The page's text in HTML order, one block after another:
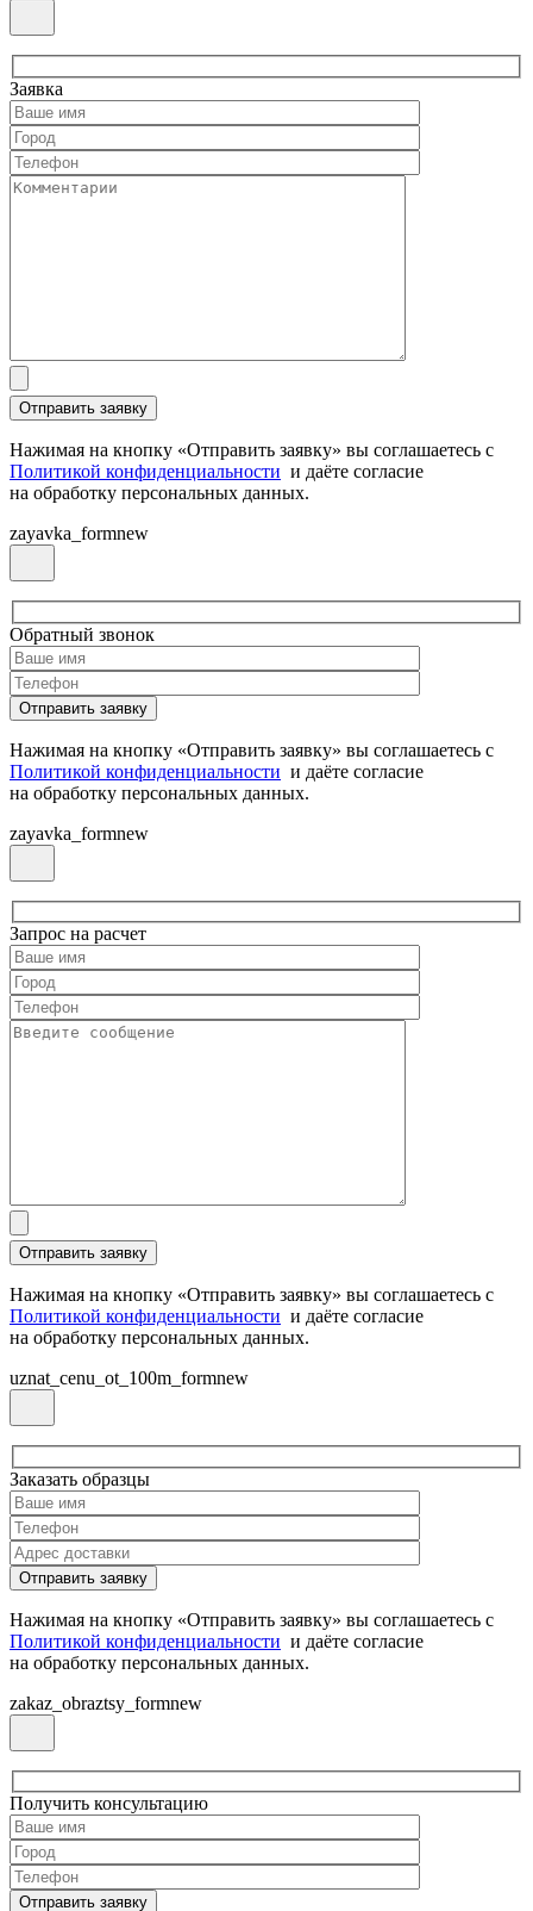
Заявка
Нажимая на кнопку «Отправить заявку» вы соглашаетесь с
Политикой конфиденциальности и даёте согласие
на обработку персональных данных.
zayavka_formnew
Обратный звонок
Нажимая на кнопку «Отправить заявку» вы соглашаетесь с
Политикой конфиденциальности и даёте согласие
на обработку персональных данных.
zayavka_formnew
Запрос на расчет
Нажимая на кнопку «Отправить заявку» вы соглашаетесь с
Политикой конфиденциальности и даёте согласие
на обработку персональных данных.
uznat_cenu_ot_100m_formnew
Заказать образцы
Нажимая на кнопку «Отправить заявку» вы соглашаетесь с
Политикой конфиденциальности и даёте согласие
на обработку персональных данных.
zakaz_obraztsy_formnew
Получить консультацию